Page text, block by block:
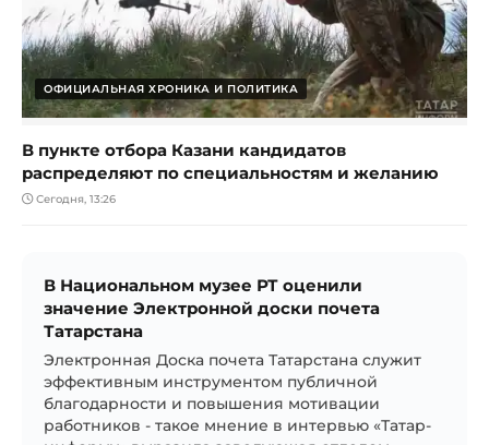
ОФИЦИАЛЬНАЯ ХРОНИКА И ПОЛИТИКА
В пункте отбора Казани кандидатов
распределяют по специальностям и желанию
Сегодня, 13:26
В Национальном музее РТ оценили
значение Электронной доски почета
Татарстана
Электронная Доска почета Татарстана служит
эффективным инструментом публичной
благодарности и повышения мотивации
работников - такое мнение в интервью «Татар-